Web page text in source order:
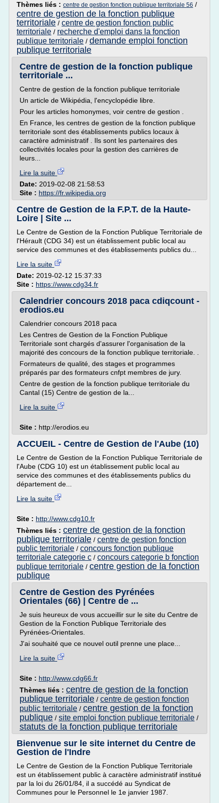
Thèmes liés : centre de gestion fonction publique territoriale 56 /
centre de gestion de la fonction publique
territoriale / centre de gestion fonction public
territoriale / recherche d'emploi dans la fonction
publique territoriale / demande emploi fonction
publique territoriale
Centre de gestion de la fonction publique
territoriale ...
Centre de gestion de la fonction publique territoriale
Un article de Wikipédia, l'encyclopédie libre.
Pour les articles homonymes, voir centre de gestion .
En France, les centres de gestion de la fonction publique
territoriale sont des établissements publics locaux à
caractère administratif . Ils sont les partenaires des
collectivités locales pour la gestion des carrières de
leurs...
Lire la suite
Date: 2019-02-08 21:58:53
Site : https://fr.wikipedia.org
Centre de Gestion de la F.P.T. de la Haute-
Loire | Site ...
Le Centre de Gestion de la Fonction Publique Territoriale de
l'Hérault (CDG 34) est un établissement public local au
service des communes et des établissements publics du...
Lire la suite
Date: 2019-02-12 15:37:33
Site : https://www.cdg34.fr
Calendrier concours 2018 paca cdiqcount -
erodios.eu
Calendrier concours 2018 paca
Les Centres de Gestion de la Fonction Publique
Territoriale sont chargés d'assurer l'organisation de la
majorité des concours de la fonction publique territoriale. .
Formateurs de qualité, des stages et programmes
préparés par des formateurs cnfpt membres de jury.
Centre de gestion de la fonction publique territoriale du
Cantal (15) Centre de gestion de la...
Lire la suite
Site : http://erodios.eu
ACCUEIL - Centre de Gestion de l'Aube (10)
Le Centre de Gestion de la Fonction Publique Territoriale de
l'Aube (CDG 10) est un établissement public local au
service des communes et des établissements publics du
département de...
Lire la suite
Site : http://www.cdg10.fr
Thèmes liés : centre de gestion de la fonction
publique territoriale / centre de gestion fonction
public territoriale / concours fonction publique
territoriale categorie c / concours categorie b fonction
publique territoriale / centre gestion de la fonction
publique
Centre de Gestion des Pyrénées
Orientales (66) | Centre de ...
Je suis heureux de vous accueillir sur le site du Centre de
Gestion de la Fonction Publique Territoriale des
Pyrénées-Orientales.
J'ai souhaité que ce nouvel outil prenne une place...
Lire la suite
Site : http://www.cdg66.fr
Thèmes liés : centre de gestion de la fonction
publique territoriale / centre de gestion fonction
public territoriale / centre gestion de la fonction
publique / site emploi fonction publique territoriale /
statuts de la fonction publique territoriale
Bienvenue sur le site internet du Centre de
Gestion de l'Indre
Le Centre de Gestion de la Fonction Publique Territoriale
est un établissement public à caractère administratif institué
par la loi du 26/01/84, il a succédé au Syndicat de
Communes pour le Personnel le 1e janvier 1987.